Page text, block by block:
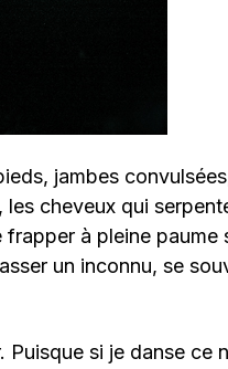
jambes
les cheveux qui
à pleine paume
un inconnu, se
si je danse ce